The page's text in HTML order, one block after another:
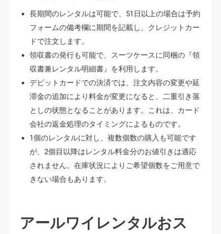
長期間のレンタルは可能で、51日以上の場合は予約
フォームの備考欄に期間を記載し、クレジットカー
ドで注文します。
領収書の発行も可能で、スーツケースに同梱の『領
収書兼レンタル明細書』を利用します。
デビットカードでの決済では、注文内容の変更や延
滞金の追加により料金が変更になると、二重引き落
としの状態となることがあります。これは、カード
会社の返金処理のタイミングによるものです。
1個のレンタルに対し、複数個数の購入も可能です
が、2個目以降はレンタル料金分のお値引きは適応
されません。在庫状況によりご希望個数をご用意で
きない場合もあります。
アールワイレンタルおス